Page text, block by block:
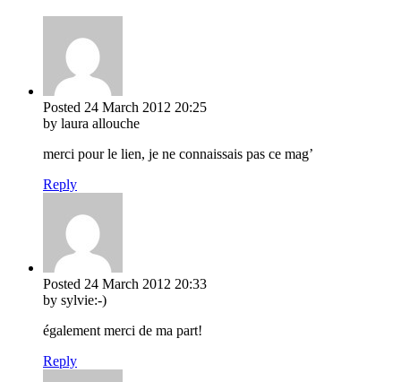
Posted 24 March 2012 20:25
by laura allouche
merci pour le lien, je ne connaissais pas ce mag’
Reply
Posted 24 March 2012 20:33
by sylvie:-)
également merci de ma part!
Reply